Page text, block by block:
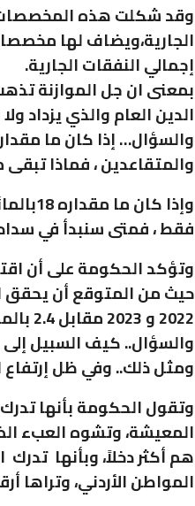
إجمالي النفقات الجارية.
بمعنى ان جل الموازنة
الدين العام والذي يزداد
والمتقاعدين ، فماذا تبقى
وإذا
فقط ، فمتى سنبدأ في
وتؤكد الحكومة على أن
2022 و 2023 مقابل 2.4 بالمائة لعام 2021.
والسؤال.. كيف السبيل
ومثل ذلك.. وفي ظل
وتقول الحكومة بأنها
المعيشة، وتشوه العبء
هم أكثر دخلاً، وبأنها
المواطن الأردني، وتراها